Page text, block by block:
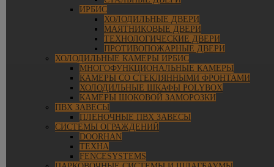
ИРБИС
ХОЛОДИЛЬНЫЕ ДВЕРИ
МАЯТНИКОВЫЕ ДВЕРИ
ТЕХНОЛОГИЧЕСКИЕ ДВЕРИ
ПРОТИВОПОЖАРНЫЕ ДВЕРИ
ХОЛОДИЛЬНЫЕ КАМЕРЫ ИРБИС
МНОГОФУНКЦИОНАЛЬНЫЕ КАМЕРЫ
КАМЕРЫ СО СТЕКЛЯННЫМИ ФРОНТАМИ
ХОЛОДИЛЬНЫЕ ШКАФЫ POLYBOX
КАМЕРЫ ШОКОВОЙ ЗАМОРОЗКИ
ПВХ ЗАВЕСЫ
ПЛЕНОЧНЫЕ ПВХ ЗАВЕСЫ
СИСТЕМЫ ОГРАЖДЕНИЙ
DOORHAN
ТЕХНА
FENCESYSTEMS